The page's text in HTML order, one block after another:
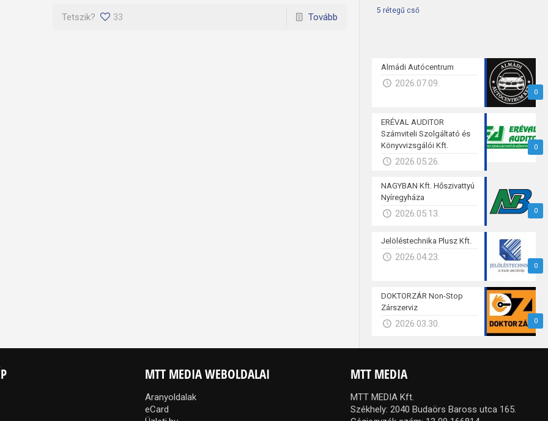
Tetszik? 33 Tovább
5 rétegű cső
0
Almádi Autócentrum
2026.07.09.
0
ERÉVAL AUDITOR
Számviteli Szolgáltató és
Könyvvizsgálói Kft.
2026.05.26.
0
NAGYBAN Kft. Hőszivattyú
Nyíregyháza
2026.05.13.
0
Jelöléstechnika Plusz Kft.
2026.04.23.
0
DOKTORZÁR Non-Stop
Zárszerviz
2026.03.30.
MTT MEDIA WEBOLDALAI
Aranyoldalak
eCard
MTT MEDIA
MTT MEDIA Kft.
Székhely: 2040 Budaörs Baross utca 165.